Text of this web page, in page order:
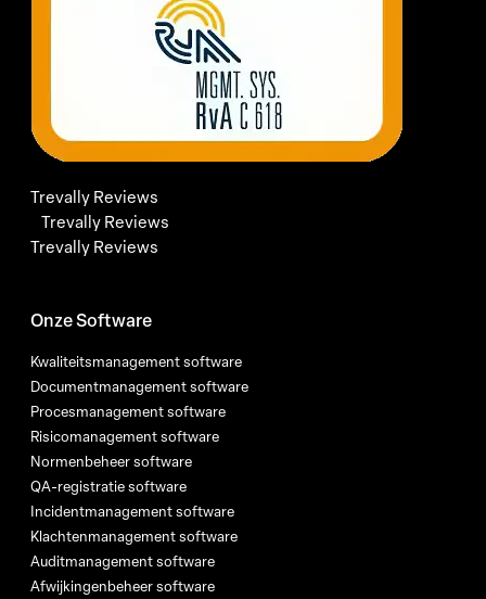
Trevally Reviews
Trevally Reviews
Trevally Reviews
Onze Software
Kwaliteitsmanagement software
Documentmanagement software
Procesmanagement software
Risicomanagement software
Normenbeheer software
QA-registratie software
Incidentmanagement software
Klachtenmanagement software
Auditmanagement software
Afwijkingenbeheer software